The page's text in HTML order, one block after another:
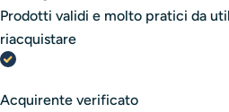
Prodotti validi e molto pratici da
riacquistare
Acquirente verificato